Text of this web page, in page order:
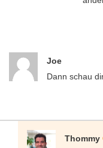
Joe
Dann schau
Thommy